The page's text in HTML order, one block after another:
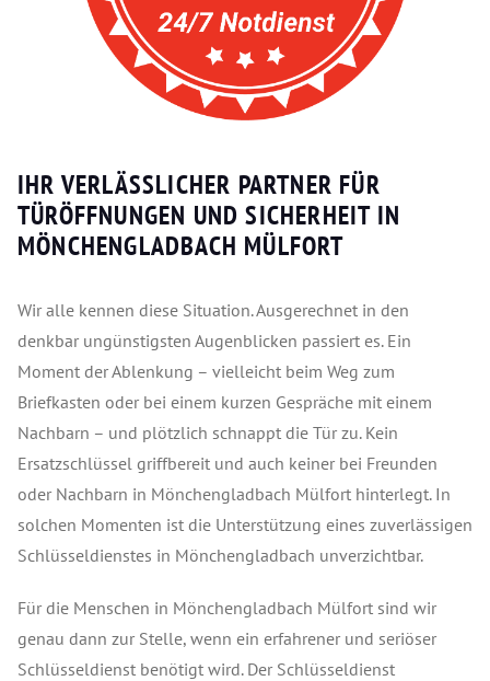
IHR VERLÄSSLICHER PARTNER FÜR
TÜRÖFFNUNGEN UND SICHERHEIT IN
MÖNCHENGLADBACH MÜLFORT
Wir alle kennen diese Situation. Ausgerechnet in den
denkbar ungünstigsten Augenblicken passiert es. Ein
Moment der Ablenkung – vielleicht beim Weg zum
Briefkasten oder bei einem kurzen Gespräche mit einem
Nachbarn – und plötzlich schnappt die Tür zu. Kein
Ersatzschlüssel griffbereit und auch keiner bei Freunden
oder Nachbarn in Mönchengladbach Mülfort hinterlegt. In
solchen Momenten ist die Unterstützung eines zuverlässigen
Schlüsseldienstes in Mönchengladbach unverzichtbar.
Für die Menschen in Mönchengladbach Mülfort sind wir
genau dann zur Stelle, wenn ein erfahrener und seriöser
Schlüsseldienst benötigt wird. Der Schlüsseldienst